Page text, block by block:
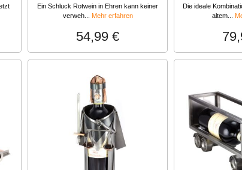
Ein Schluck Rotwein in Ehren kann keiner
verweh... Mehr erfahren
54,99 €
Die ideale
altem...